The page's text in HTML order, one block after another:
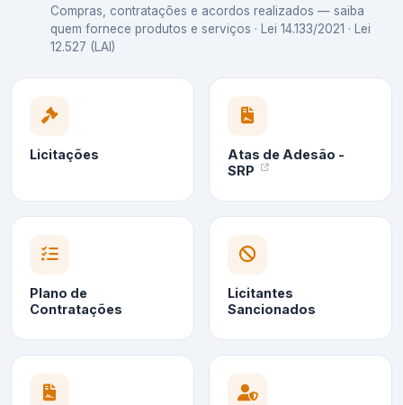
Compras, contratações e acordos realizados — saiba
quem fornece produtos e serviços · Lei 14.133/2021 · Lei
12.527 (LAI)
Licitações
Atas de Adesão -
SRP
Plano de
Contratações
Licitantes
Sancionados